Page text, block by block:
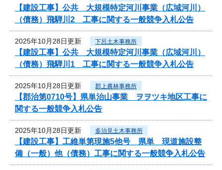
【建設工事】公共 大規模特定河川事業（広域河川）
（債務）飛騨川2 工事に関する一般競争入札公告
2025年10月28日更新 下呂土木事務所
【建設工事】公共 大規模特定河川事業（広域河川）
（債務）飛騨川1 工事に関する一般競争入札公告
2025年10月28日更新 郡上農林事務所
【郡治第0710号】県単治山事業 ヲヲツキ地区工事に
関する一般競争入札公告
2025年10月28日更新 多治見土木事務所
【建設工事】工維単第現施5他号 県単 現道施設整
備（一般）他（債務）工事に関する一般競争入札公告